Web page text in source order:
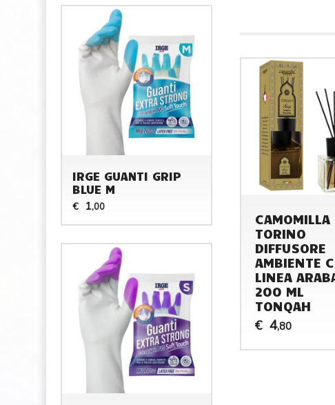
CAMOMILLA
TORINO
DIFFUSORE
AMBIENTE
LINEA
200 ML
TONQAH
€ 4,80
IRGE GUANTI GRIP
BLUE M
€ 1,00